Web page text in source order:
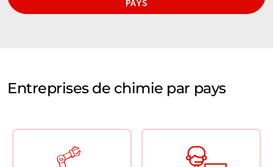
Entreprises de chimie par pays